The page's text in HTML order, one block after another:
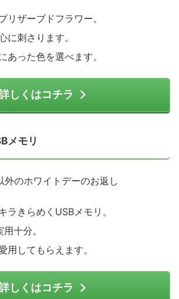
リザーブドフラワー。
に刺さります。
あった色を選べます。
しくはコチラ
メモリ
ラきらめくUSBメモリ。
十分。
用してもらえます。
しくはコチラ